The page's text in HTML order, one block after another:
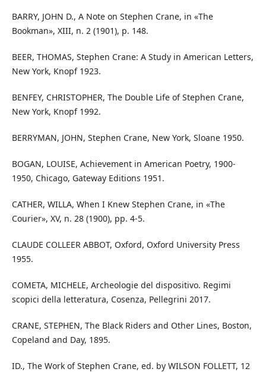
BARRY, JOHN D., A Note on Stephen Crane, in «The
Bookman», XIII, n. 2 (1901), p. 148.
BEER, THOMAS, Stephen Crane: A Study in American Letters,
New York, Knopf 1923.
BENFEY, CHRISTOPHER, The Double Life of Stephen Crane,
New York, Knopf 1992.
BERRYMAN, JOHN, Stephen Crane, New York, Sloane 1950.
BOGAN, LOUISE, Achievement in American Poetry, 1900-
1950, Chicago, Gateway Editions 1951.
CATHER, WILLA, When I Knew Stephen Crane, in «The
Courier», XV, n. 28 (1900), pp. 4-5.
CLAUDE COLLEER ABBOT, Oxford, Oxford University Press
1955.
COMETA, MICHELE, Archeologie del dispositivo. Regimi
scopici della letteratura, Cosenza, Pellegrini 2017.
CRANE, STEPHEN, The Black Riders and Other Lines, Boston,
Copeland and Day, 1895.
ID., The Work of Stephen Crane, ed. by WILSON FOLLETT, 12